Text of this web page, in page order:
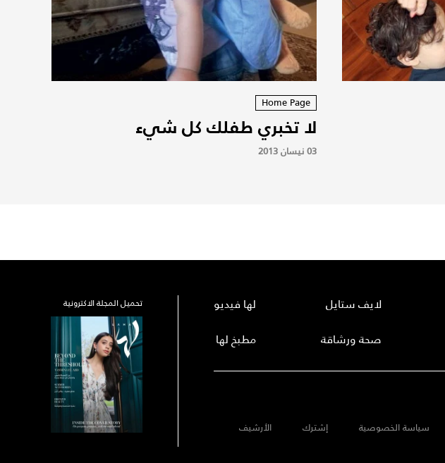
Home Page
لا تخبري طفلك كل شيء
03 نيسان 2013
لايف ستايل
صحة ورشاقة
لها فيديو
مطبخ لها
سياسة الخصوصية إشترك الأرشيف
تحميل المجلة الاكترونية